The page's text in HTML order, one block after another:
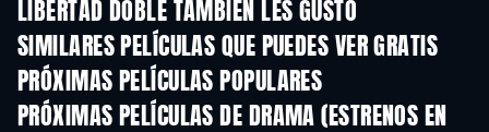
LIBERTAD DOBLE TAMBIÉN LES GUSTÓ
SIMILARES PELÍCULAS QUE PUEDES VER GRATIS
PRÓXIMAS PELÍCULAS POPULARES
PRÓXIMAS PELÍCULAS DE DRAMA (ESTRENOS EN